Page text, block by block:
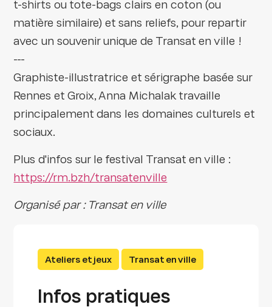
t-shirts ou tote-bags clairs en coton (ou
matière similaire) et sans reliefs, pour repartir
avec un souvenir unique de Transat en ville !
---
Graphiste-illustratrice et sérigraphe basée sur
Rennes et Groix, Anna Michalak travaille
principalement dans les domaines culturels et
sociaux.
Plus d'infos sur le festival Transat en ville :
https://rm.bzh/transatenville
Organisé par : Transat en ville
Ateliers et jeux Transat en ville
Infos pratiques